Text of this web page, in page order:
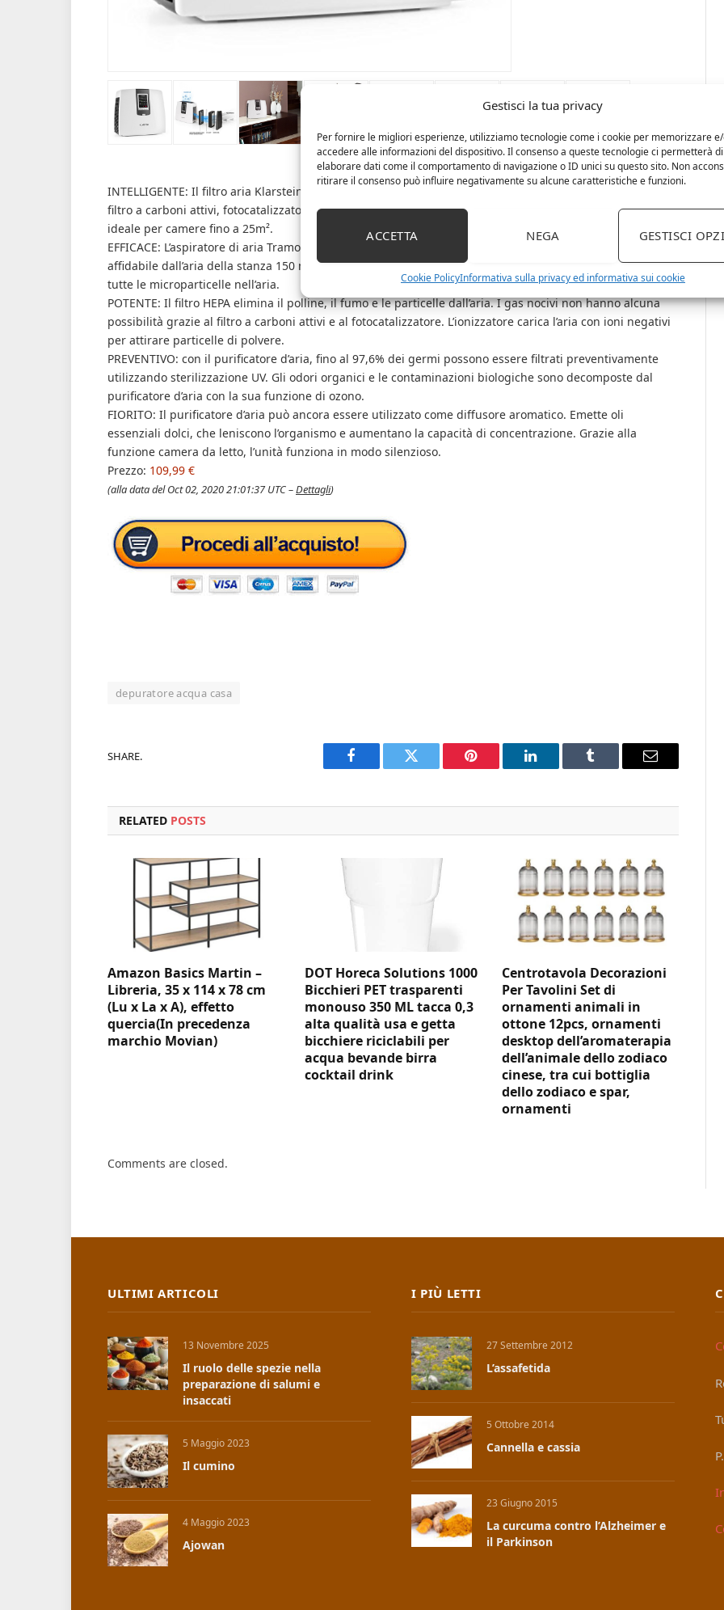
Gestisci la tua privacy
Per fornire le migliori esperienze, utilizziamo tecnologie come i cookie per memorizzare
accedere alle informazioni del dispositivo. Il consenso a queste tecnologie ci permetterà di
elaborare dati come il comportamento di navigazione o ID unici su questo sito. Non
ritirare il consenso può influire negativamente su alcune caratteristiche e funzioni.
ACCETTA NEGA GESTISCI
Cookie PolicyInformativa sulla privacy ed informativa sui cookie
INTELLIGENTE: Il filtro aria Klarstein Tramontana è efficace con un filtro da 6 in 1, pre-filtro, filtro HEPA,
filtro a carboni attivi, fotocatalizzatore, inonizzatore, sterilizzazione UV e ozono. Il purificatore d’aria è
ideale per camere fino a 25m².
EFFICACE: L’aspiratore di aria Tramontana ha un flusso d’aria con il quale possono essere rimossi in modo
affidabile dall’aria della stanza 150 m³ / h pollini, polvere e acari. Il filtro incorporato elimina il 99,99% di
tutte le microparticelle nell’aria.
POTENTE: Il filtro HEPA elimina il polline, il fumo e le particelle dall’aria. I gas nocivi non hanno alcuna
possibilità grazie al filtro a carboni attivi e al fotocatalizzatore. L’ionizzatore carica l’aria con ioni negativi
per attirare particelle di polvere.
PREVENTIVO: con il purificatore d’aria, fino al 97,6% dei germi possono essere filtrati preventivamente
utilizzando sterilizzazione UV. Gli odori organici e le contaminazioni biologiche sono decomposte dal
purificatore d’aria con la sua funzione di ozono.
FIORITO: Il purificatore d’aria può ancora essere utilizzato come diffusore aromatico. Emette oli
essenziali dolci, che leniscono l’organismo e aumentano la capacità di concentrazione. Grazie alla
funzione camera da letto, l’unità funziona in modo silenzioso.
Prezzo: 109,99 €
(alla data del Oct 02, 2020 21:01:37 UTC –Dettagli)
depuratore acqua casa
SHARE.
Facebook Twitter Pinterest LinkedIn Tumblr Email
RELATED POSTS
Amazon Basics Martin –
Libreria, 35 x 114 x 78 cm
(Lu x La x A), effetto
quercia(In precedenza
marchio Movian)
DOT Horeca Solutions 1000
Bicchieri PET trasparenti
monouso 350 ML tacca 0,3
alta qualità usa e getta
bicchiere riciclabili per
acqua bevande birra
cocktail drink
Centrotavola Decorazioni
Per Tavolini Set di
ornamenti animali in
ottone 12pcs, ornamenti
desktop dell’aromaterapia
dell’animale dello zodiaco
cinese, tra cui bottiglia
dello zodiaco e spar,
ornamenti
Comments are closed.
ULTIMI ARTICOLI
13 Novembre 2025
Il ruolo delle spezie nella
preparazione di salumi e
insaccati
5 Maggio 2023
Il cumino
4 Maggio 2023
Ajowan
I PIÙ LETTI
27 Settembre 2012
L’assafetida
5 Ottobre 2014
Cannella e cassia
23 Giugno 2015
La curcuma contro l’Alzheimer e
il Parkinson